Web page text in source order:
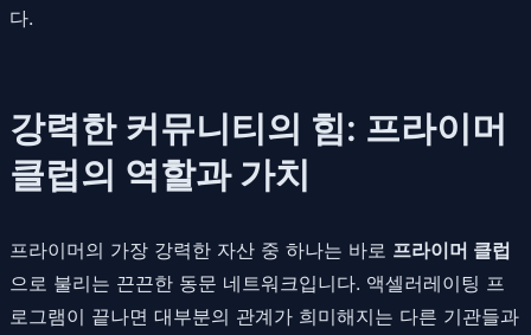
다.
강력한 커뮤니티의 힘: 프라이머
클럽의 역할과 가치
프라이머의 가장 강력한 자산 중 하나는 바로 프라이머 클럽
으로 불리는 끈끈한 동문 네트워크입니다. 액셀러레이팅 프
로그램이 끝나면 대부분의 관계가 희미해지는 다른 기관들과